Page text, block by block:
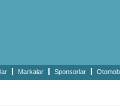
Markalar Sponsorlar